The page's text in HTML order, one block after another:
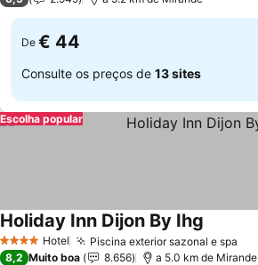
De € 44
Consulte os preços de 13 sites
Escolha popular
4 EstrelasHotel Piscina exterior sazonal e spa
Holiday Inn Dijon By Ihg
8,2 Muito boa 8.656 a 5.0 km de Mirande